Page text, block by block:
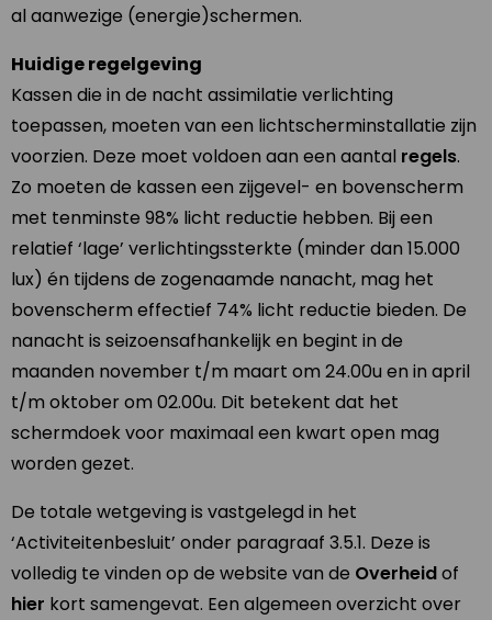
al aanwezige (energie)schermen.
Huidige regelgeving
Kassen die in de nacht assimilatie verlichting
toepassen, moeten van een lichtscherminstallatie zijn
voorzien. Deze moet voldoen aan een aantal regels.
Zo moeten de kassen een zijgevel- en bovenscherm
met tenminste 98% licht reductie hebben. Bij een
relatief ‘lage’ verlichtingssterkte (minder dan 15.000
lux) én tijdens de zogenaamde nanacht, mag het
bovenscherm effectief 74% licht reductie bieden. De
nanacht is seizoensafhankelijk en begint in de
maanden november t/m maart om 24.00u en in april
t/m oktober om 02.00u. Dit betekent dat het
schermdoek voor maximaal een kwart open mag
worden gezet.
De totale wetgeving is vastgelegd in het
‘Activiteitenbesluit’ onder paragraaf 3.5.1. Deze is
volledig te vinden op de website van de Overheidof
hier kort samengevat. Een algemeen overzicht over